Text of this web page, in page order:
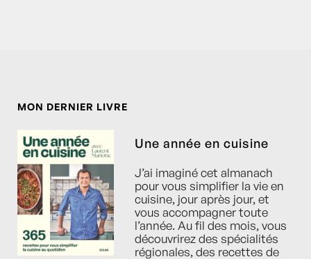
MON DERNIER LIVRE
Une année en cuisine
J’ai imaginé cet almanach
pour vous simplifier la vie en
cuisine, jour après jour, et
vous accompagner toute
l’année. Au fil des mois, vous
découvrirez des spécialités
régionales, des recettes de